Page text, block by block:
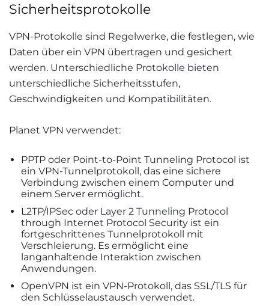
Sicherheitsprotokolle
VPN-Protokolle sind Regelwerke, die festlegen, wie
Daten über ein VPN übertragen und gesichert
werden. Unterschiedliche Protokolle bieten
unterschiedliche Sicherheitsstufen,
Geschwindigkeiten und Kompatibilitäten.
Planet VPN verwendet:
PPTP oder Point-to-Point Tunneling Protocol ist
ein VPN-Tunnelprotokoll, das eine sichere
Verbindung zwischen einem Computer und
einem Server ermöglicht.
L2TP/IPSec oder Layer 2 Tunneling Protocol
through Internet Protocol Security ist ein
fortgeschrittenes Tunnelprotokoll mit
Verschleierung. Es ermöglicht eine
langanhaltende Interaktion zwischen
Anwendungen.
OpenVPN ist ein VPN-Protokoll, das SSL/TLS für
den Schlüsselaustausch verwendet.